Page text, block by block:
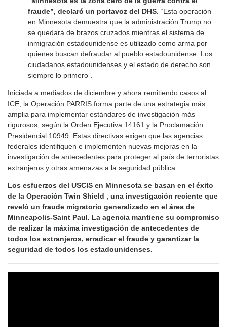
fraude”, declaró un portavoz del DHS. “Esta operación
en Minnesota demuestra que la administración Trump no
se quedará de brazos cruzados mientras el sistema de
inmigración estadounidense es utilizado como arma por
quienes buscan defraudar al pueblo estadounidense. Los
ciudadanos estadounidenses y el estado de derecho son
siempre lo primero”.
Iniciada a mediados de diciembre y ahora remitiendo casos al
ICE, la Operación PARRIS forma parte de una estrategia más
amplia para implementar estándares de investigación más
rigurosos, según la Orden Ejecutiva 14161 y la Proclamación
Presidencial 10949. Estas directivas exigen que las agencias
federales identifiquen e implementen nuevas mejoras en la
investigación de antecedentes para proteger al país de terroristas
extranjeros y otras amenazas a la seguridad pública.
Los esfuerzos del USCIS en Minnesota se basan en el éxito
de la Operación Twin Shield , una investigación reciente que
reveló un fraude migratorio generalizado en el área de
Minneapolis-Saint Paul. La agencia mantiene su compromiso
de realizar la máxima investigación de antecedentes de
todos los extranjeros, erradicar el fraude y garantizar la
seguridad de todos los estadounidenses.